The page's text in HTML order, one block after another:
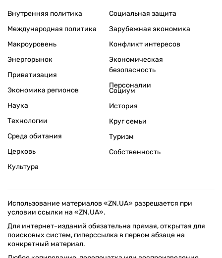
Внутренняя политика
Международная политика
Макроуровень
Энергорынок
Приватизация
Экономика регионов
Социальная защита
Зарубежная экономика
Конфликт интересов
Экономическая
безопасность
Персоналии
Наука
Технологии
Среда обитания
Церковь
Культура
Социум
История
Круг семьи
Туризм
Собственность
Использование материалов «ZN.UA» разрешается при
условии ссылки на «ZN.UA».
Для интернет-изданий обязательна прямая, открытая для
поисковых систем, гиперссылка в первом абзаце на
конкретный материал.